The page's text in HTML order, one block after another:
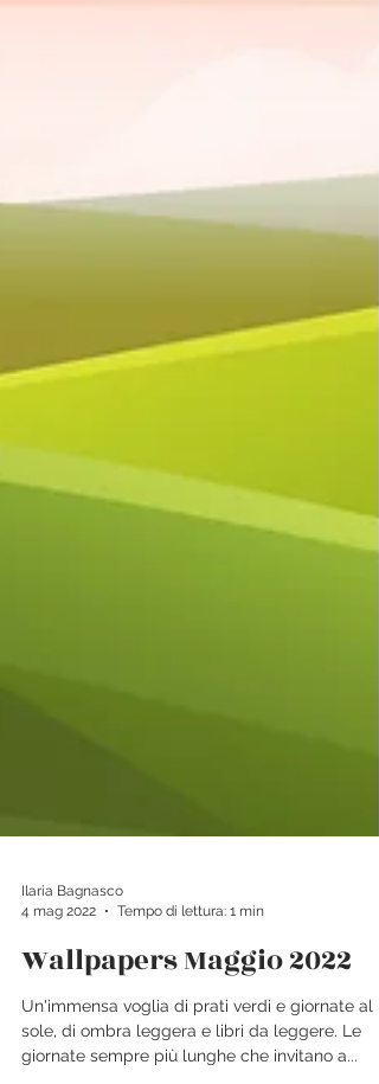
Ilaria Bagnasco
4 mag 2022
Tempo di lettura: 1 min
Wallpapers Maggio 2022
Un'immensa voglia di prati verdi e giornate al